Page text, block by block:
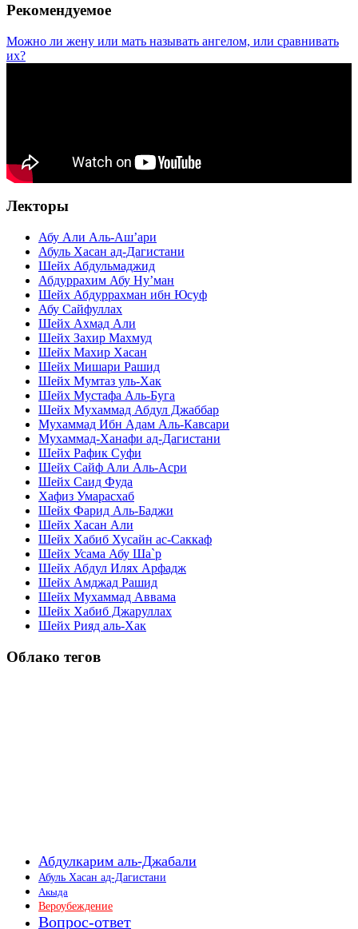
Рекомендуемое
Можно ли жену или мать называть ангелом, или сравнивать
их?
Лекторы
Абу Али Аль-Аш’ари
Абуль Хасан ад-Дагистани
Шейх Абдульмаджид
Абдуррахим Абу Ну’ман
Шейх Абдуррахман ибн Юсуф
Абу Сайфуллах
Шейх Ахмад Али
Шейх Захир Махмуд
Шейх Махир Хасан
Шейх Мишари Рашид
Шейх Мумтаз уль-Хак
Шейх Мустафа Аль-Буга
Шейх Мухаммад Абдул Джаббар
Мухаммад Ибн Адам Аль-Кавсари
Мухаммад-Ханафи ад-Дагистани
Шейх Рафик Суфи
Шейх Сайф Али Аль-Асри
Шейх Саид Фуда
Хафиз Умарасхаб
Шейх Фарид Аль-Баджи
Шейх Хасан Али
Шейх Хабиб Хусайн ас-Саккаф
Шейх Усама Абу Ша`р
Шейх Абдул Илях Арфадж
Шейх Амджад Рашид
Шейх Мухаммад Аввама
Шейх Хабиб Джаруллах
Шейх Рияд аль-Хак
Облако тегов
Абдулкарим аль-Джабали
Абуль Хасан ад-Дагистани
Акыда
Вероубеждение
Вопрос-ответ